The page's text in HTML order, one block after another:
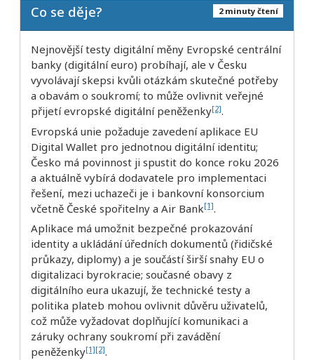
2 minuty čtení
Co se děje?
Nejnovější testy digitální měny Evropské centrální
banky (digitální euro) probíhají, ale v Česku
vyvolávají skepsi kvůli otázkám skutečné potřeby
a obavám o soukromí; to může ovlivnit veřejné
přijetí evropské digitální peněženky[2].
Evropská unie požaduje zavedení aplikace EU
Digital Wallet pro jednotnou digitální identitu;
Česko má povinnost ji spustit do konce roku 2026
a aktuálně vybírá dodavatele pro implementaci
řešení, mezi uchazeči je i bankovní konsorcium
včetně České spořitelny a Air Bank[1].
Aplikace má umožnit bezpečné prokazování
identity a ukládání úředních dokumentů (řidičské
průkazy, diplomy) a je součástí širší snahy EU o
digitalizaci byrokracie; současné obavy z
digitálního eura ukazují, že technické testy a
politika plateb mohou ovlivnit důvěru uživatelů,
což může vyžadovat doplňující komunikaci a
záruky ochrany soukromí při zavádění
peněženky[1][2].